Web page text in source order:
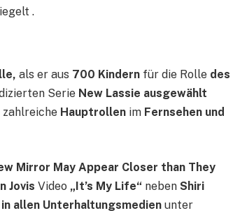
.
als er aus 700 Kindern für die Rolle des
Serie New Lassie ausgewählt
Hauptrollen im Fernsehen und
Mirror May Appear Closer than They
Jovis Video „It’s My Life“ neben Shiri
allen Unterhaltungsmedien unter